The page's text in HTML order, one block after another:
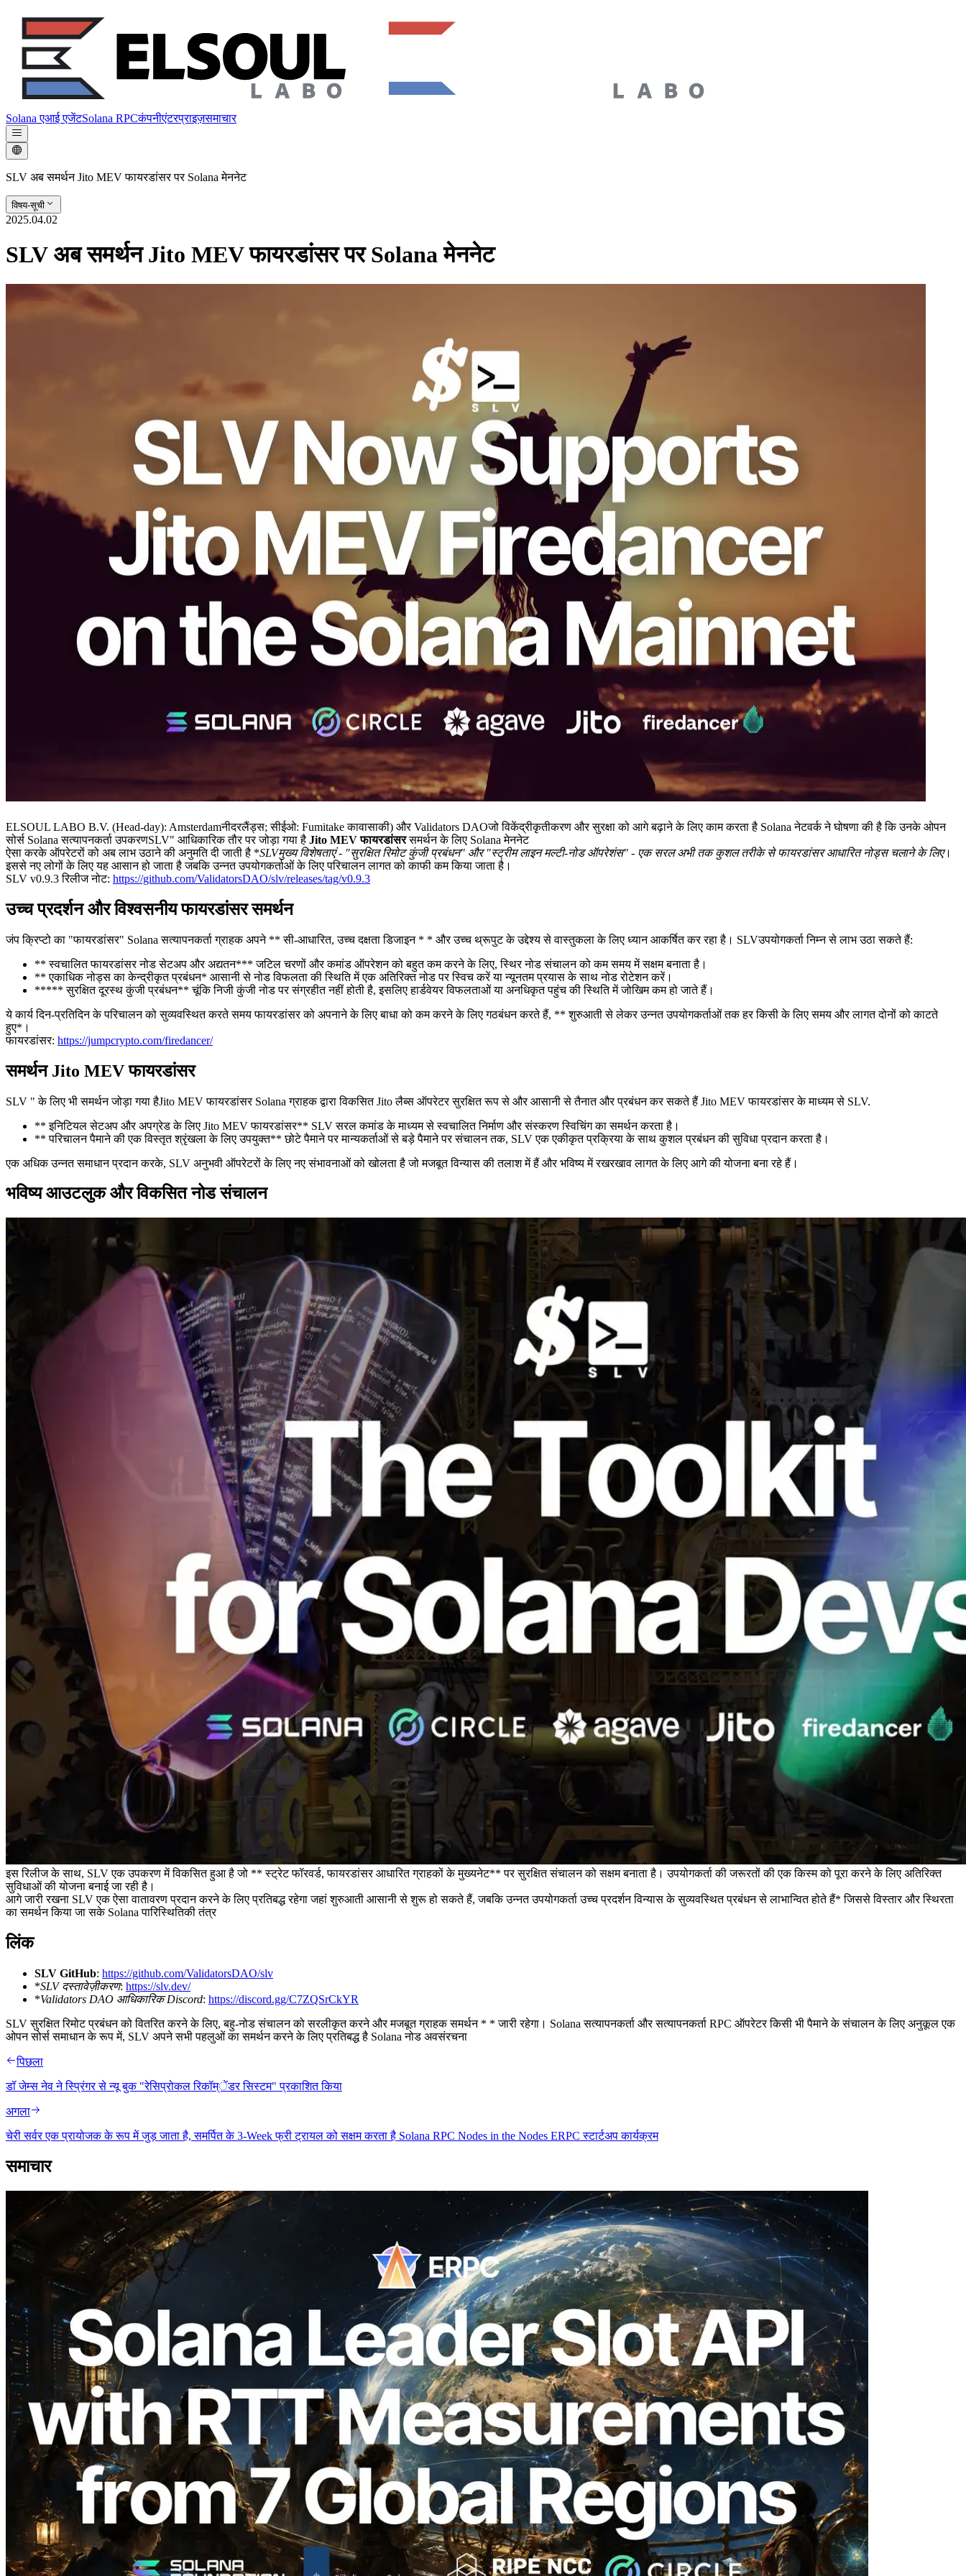
Solana एआई एजेंटSolana RPCकंपनीएंटरप्राइज़समाचार
SLV अब समर्थन Jito MEV फायरडांसर पर Solana मेननेट
विषय-सूची
2025.04.02
SLV अब समर्थन Jito MEV फायरडांसर पर Solana मेननेट
ELSOUL LABO B.V. (Head-day): Amsterdamनीदरलैंड्स; सीईओ: Fumitake कावासाकी) और Validators DAOजो विकेंद्रीकृतीकरण और सुरक्षा को आगे बढ़ाने के लिए काम करता है Solana नेटवर्क ने घोषणा की है कि उनके ओपन
सोर्स Solana सत्यापनकर्ता उपकरणSLV" आधिकारिक तौर पर जोड़ा गया है Jito MEV फायरडांसरसमर्थन के लिए Solana मेननेट
ऐसा करके ऑपरेटरों को अब लाभ उठाने की अनुमति दी जाती है *SLVमुख्य विशेषताएं - "सुरक्षित रिमोट कुंजी प्रबंधन" और "स्ट्रीम लाइन मल्टी-नोड ऑपरेशंस" - एक सरल अभी तक कुशल तरीके से फायरडांसर आधारित नोड्स चलाने के लिए।
इससे नए लोगों के लिए यह आसान हो जाता है जबकि उन्नत उपयोगकर्ताओं के लिए परिचालन लागत को काफी कम किया जाता है।
SLV v0.9.3 रिलीज नोट: https://github.com/ValidatorsDAO/slv/releases/tag/v0.9.3
उच्च प्रदर्शन और विश्वसनीय फायरडांसर समर्थन
जंप क्रिप्टो का "फायरडांसर" Solana सत्यापनकर्ता ग्राहक अपने ** सी-आधारित, उच्च दक्षता डिजाइन * * और उच्च थ्रूपुट के उद्देश्य से वास्तुकला के लिए ध्यान आकर्षित कर रहा है। SLVउपयोगकर्ता निम्न से लाभ उठा सकते हैं:
** स्वचालित फायरडांसर नोड सेटअप और अद्यतन*** जटिल चरणों और कमांड ऑपरेशन को बहुत कम करने के लिए, स्थिर नोड संचालन को कम समय में सक्षम बनाता है।
** एकाधिक नोड्स का केन्द्रीकृत प्रबंधन* आसानी से नोड विफलता की स्थिति में एक अतिरिक्त नोड पर स्विच करें या न्यूनतम प्रयास के साथ नोड रोटेशन करें।
***** सुरक्षित दूरस्थ कुंजी प्रबंधन** चूंकि निजी कुंजी नोड पर संग्रहीत नहीं होती है, इसलिए हार्डवेयर विफलताओं या अनधिकृत पहुंच की स्थिति में जोखिम कम हो जाते हैं।
ये कार्य दिन-प्रतिदिन के परिचालन को सुव्यवस्थित करते समय फायरडांसर को अपनाने के लिए बाधा को कम करने के लिए गठबंधन करते हैं, ** शुरुआती से लेकर उन्नत उपयोगकर्ताओं तक हर किसी के लिए समय और लागत दोनों को काटते
हुए*।
फायरडांसर: https://jumpcrypto.com/firedancer/
समर्थन Jito MEV फायरडांसर
SLV " के लिए भी समर्थन जोड़ा गया हैJito MEV फायरडांसर Solana ग्राहक द्वारा विकसित Jito लैब्स ऑपरेटर सुरक्षित रूप से और आसानी से तैनात और प्रबंधन कर सकते हैं Jito MEV फायरडांसर के माध्यम से SLV.
** इनिटियल सेटअप और अपग्रेड के लिए Jito MEV फायरडांसर** SLV सरल कमांड के माध्यम से स्वचालित निर्माण और संस्करण स्विचिंग का समर्थन करता है।
** परिचालन पैमाने की एक विस्तृत श्रृंखला के लिए उपयुक्त** छोटे पैमाने पर मान्यकर्ताओं से बड़े पैमाने पर संचालन तक, SLV एक एकीकृत प्रक्रिया के साथ कुशल प्रबंधन की सुविधा प्रदान करता है।
एक अधिक उन्नत समाधान प्रदान करके, SLV अनुभवी ऑपरेटरों के लिए नए संभावनाओं को खोलता है जो मजबूत विन्यास की तलाश में हैं और भविष्य में रखरखाव लागत के लिए आगे की योजना बना रहे हैं।
भविष्य आउटलुक और विकसित नोड संचालन
इस रिलीज के साथ, SLV एक उपकरण में विकसित हुआ है जो ** स्ट्रेट फॉरवर्ड, फायरडांसर आधारित ग्राहकों के मुख्यनेट** पर सुरक्षित संचालन को सक्षम बनाता है। उपयोगकर्ता की जरूरतों की एक किस्म को पूरा करने के लिए अतिरिक्त
सुविधाओं की योजना बनाई जा रही है।
आगे जारी रखना SLV एक ऐसा वातावरण प्रदान करने के लिए प्रतिबद्ध रहेगा जहां शुरुआती आसानी से शुरू हो सकते हैं, जबकि उन्नत उपयोगकर्ता उच्च प्रदर्शन विन्यास के सुव्यवस्थित प्रबंधन से लाभान्वित होते हैं* जिससे विस्तार और स्थिरता
का समर्थन किया जा सके Solana पारिस्थितिकी तंत्र
लिंक
SLV GitHub: https://github.com/ValidatorsDAO/slv
*SLV दस्तावेज़ीकरण: https://slv.dev/
*Validators DAO आधिकारिक Discord: https://discord.gg/C7ZQSrCkYR
SLV सुरक्षित रिमोट प्रबंधन को वितरित करने के लिए, बहु-नोड संचालन को सरलीकृत करने और मजबूत ग्राहक समर्थन * * जारी रहेगा। Solana सत्यापनकर्ता और सत्यापनकर्ता RPC ऑपरेटर किसी भी पैमाने के संचालन के लिए अनुकूल एक
ओपन सोर्स समाधान के रूप में, SLV अपने सभी पहलुओं का समर्थन करने के लिए प्रतिबद्ध है Solana नोड अवसंरचना
पिछला
डॉ जेम्स नेव ने स्प्रिंगर से न्यू बुक "रेसिप्रोकल रिकॉम्ेंडर सिस्टम" प्रकाशित किया
अगला
चेरी सर्वर एक प्रायोजक के रूप में जुड़ जाता है, समर्पित के 3-Week फ्री ट्रायल को सक्षम करता है Solana RPC Nodes in the Nodes ERPC स्टार्टअप कार्यक्रम
समाचार